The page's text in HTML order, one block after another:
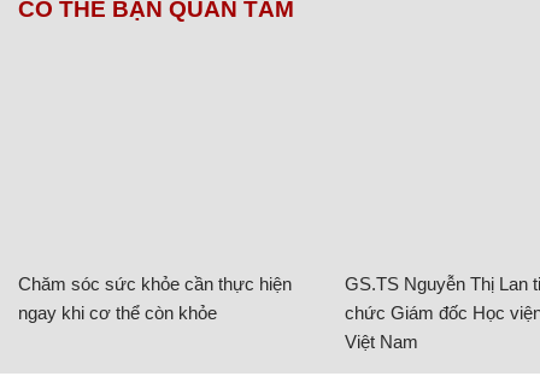
CÓ THỂ BẠN QUAN TÂM
Chăm sóc sức khỏe cần thực hiện
ngay khi cơ thể còn khỏe
GS.TS Nguyễn Thị Lan
chức Giám đốc Học
Việt Nam